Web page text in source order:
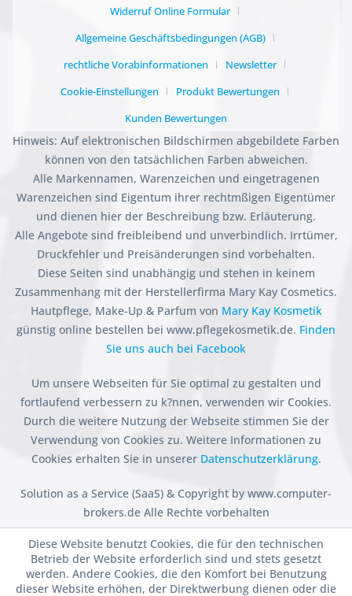
Widerruf Online Formular
Allgemeine Geschäftsbedingungen (AGB)
rechtliche Vorabinformationen
Newsletter
Cookie-Einstellungen
Produkt Bewertungen
Kunden Bewertungen
Hinweis: Auf elektronischen Bildschirmen abgebildete Farben
können von den tatsächlichen Farben abweichen.
Alle Markennamen, Warenzeichen und eingetragenen
Warenzeichen sind Eigentum ihrer rechtmßigen Eigentümer
und dienen hier der Beschreibung bzw. Erläuterung.
Alle Angebote sind freibleibend und unverbindlich. Irrtümer,
Druckfehler und Preisänderungen sind vorbehalten.
Diese Seiten sind unabhängig und stehen in keinem
Zusammenhang mit der Herstellerfirma Mary Kay Cosmetics.
Hautpflege, Make-Up & Parfum von Mary Kay Kosmetik
günstig online bestellen bei www.pflegekosmetik.de. Finden
Sie uns auch bei Facebook
Um unsere Webseiten für Sie optimal zu gestalten und
fortlaufend verbessern zu k?nnen, verwenden wir Cookies.
Durch die weitere Nutzung der Webseite stimmen Sie der
Verwendung von Cookies zu. Weitere Informationen zu
Cookies erhalten Sie in unserer Datenschutzerklärung.
Solution as a Service (SaaS) & Copyright by www.computer-
brokers.de Alle Rechte vorbehalten
Diese Website benutzt Cookies, die für den technischen
Betrieb der Website erforderlich sind und stets gesetzt
werden. Andere Cookies, die den Komfort bei Benutzung
dieser Website erhöhen, der Direktwerbung dienen oder die